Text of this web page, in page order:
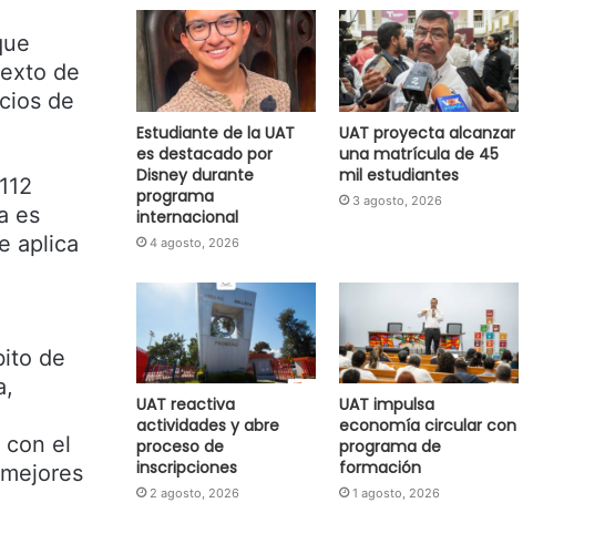
de
de
es
aplica
de
con el
Estudiante de la UAT
es destacado por
Disney durante
programa
internacional
4 agosto, 2026
UAT proyecta alcanzar
una matrícula de 45
mil estudiantes
3 agosto, 2026
UAT reactiva
actividades y abre
proceso de
inscripciones
2 agosto, 2026
UAT impulsa
economía circular con
programa de
formación
1 agosto, 2026